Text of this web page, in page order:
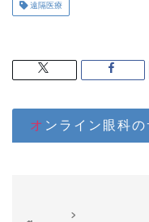
遠隔医療
オンライン眼科